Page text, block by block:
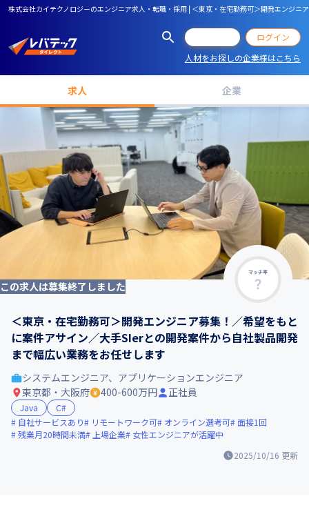
株式会社カイテクノロジーのエンジニア求人・転職・採用 | ＜東京・在宅勤務可＞開発エンジ
ログイン
人材をお探しの企業様はこちら
求人 企業
マッチ率
この求人は募集終了しました
＜東京・在宅勤務可＞開発エンジニア募集！／希望をもと
に案件アサイン／大手SIerとの開発案件から自社製品開発
まで幅広い業務をお任せします
2025/10/16 更新
システムエンジニア、アプリケーションエンジニア
東京都・大阪府
400-600万円 正社員
Java
C#
自社サービスあり
リモートワーク可 オンライン選考可
面接1回
残業月20時間未満
上場企業 女性エンジニアが活躍中